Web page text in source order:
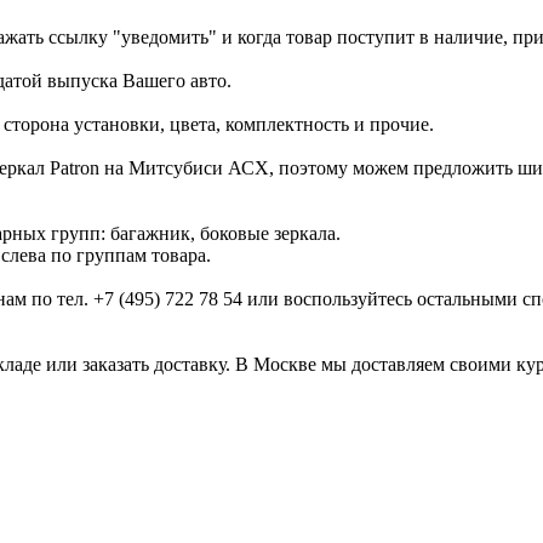
ссылку "уведомить" и когда товар поступит в наличие,
выпуска Вашего авто.
установки, цвета, комплектность и прочие.
Patron на Митсубиси АСХ, поэтому можем предложить
групп: багажник, боковые зеркала.
по группам товара.
по тел. +7 (495) 722 78 54 или воспользуйтесь остальными
или заказать доставку. В Москве мы доставляем